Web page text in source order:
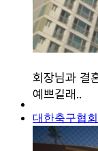
대한축구협